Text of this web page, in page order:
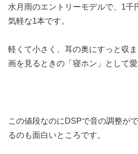
水月雨のエントリーモデルで、1千
気軽な1本です。
軽くて小さく、耳の奥にすっと収
画を見るときの「寝ホン」として愛
この値段なのにDSPで音の調整が
るのも面白いところです。